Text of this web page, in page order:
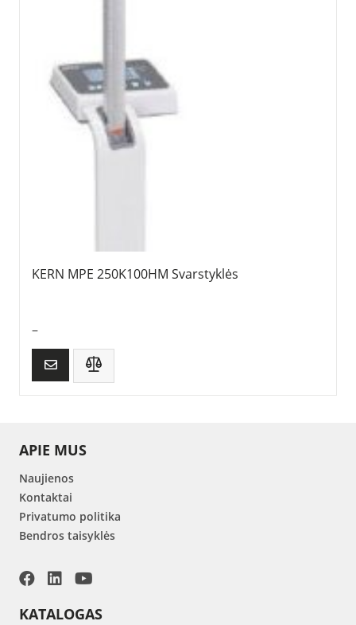
KERN MPE 250K100HM Svarstyklės
–
APIE MUS
Naujienos
Kontaktai
Privatumo politika
Bendros taisyklės
KATALOGAS